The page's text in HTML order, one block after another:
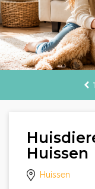
Huissen
Huissen